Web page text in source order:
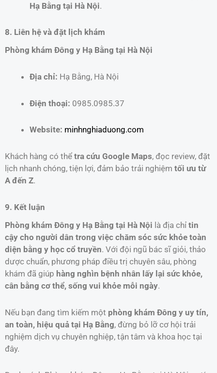
Hạ Bằng tại Hà Nội.
8. Liên hệ và đặt lịch khám
Phòng khám Đông y Hạ Bằng tại Hà Nội
Địa chỉ: Hạ Bằng, Hà Nội
Điện thoại: 0985.0985.37
Website: minhnghiaduong.com
Khách hàng có thể tra cứu Google Maps, đọc review, đặt
lịch nhanh chóng, tiện lợi, đảm bảo trải nghiệm tối ưu từ
A đến Z.
9. Kết luận
Phòng khám Đông y Hạ Bằng tại Hà Nội là địa chỉ tin
cậy cho người dân trong việc chăm sóc sức khỏe toàn
diện bằng y học cổ truyền. Với đội ngũ bác sĩ giỏi, thảo
dược chuẩn, phương pháp điều trị chuyên sâu, phòng
khám đã giúp hàng nghìn bệnh nhân lấy lại sức khỏe,
cân bằng cơ thể, sống vui khỏe mỗi ngày.
Nếu bạn đang tìm kiếm một phòng khám Đông y uy tín,
an toàn, hiệu quả tại Hạ Bằng, đừng bỏ lỡ cơ hội trải
nghiệm dịch vụ chuyên nghiệp, tận tâm và khoa học tại
đây.